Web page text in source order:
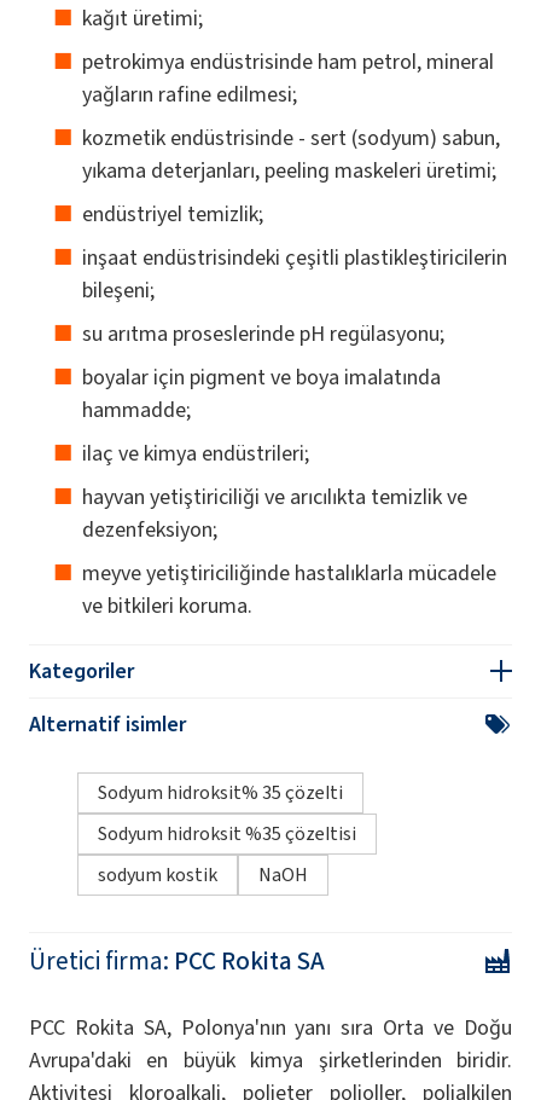
kağıt üretimi;
petrokimya endüstrisinde ham petrol, mineral
yağların rafine edilmesi;
kozmetik endüstrisinde - sert (sodyum) sabun,
yıkama deterjanları, peeling maskeleri üretimi;
endüstriyel temizlik;
inşaat endüstrisindeki çeşitli plastikleştiricilerin
bileşeni;
su arıtma proseslerinde pH regülasyonu;
boyalar için pigment ve boya imalatında
hammadde;
ilaç ve kimya endüstrileri;
hayvan yetiştiriciliği ve arıcılıkta temizlik ve
dezenfeksiyon;
meyve yetiştiriciliğinde hastalıklarla mücadele
ve bitkileri koruma.
Kategoriler
Alternatif isimler
Sodyum hidroksit% 35 çözelti
Sodyum hidroksit %35 çözeltisi
sodyum kostik
NaOH
Üretici firma: PCC Rokita SA
PCC Rokita SA, Polonya'nın yanı sıra Orta ve Doğu
Avrupa'daki en büyük kimya şirketlerinden biridir.
Aktivitesi kloroalkali, polieter polioller, polialkilen